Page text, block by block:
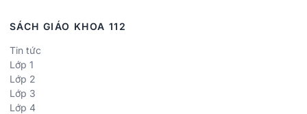
SÁCH GIÁO KHOA 112
Tin tức
Lớp 1
Lớp 2
Lớp 3
Lớp 4